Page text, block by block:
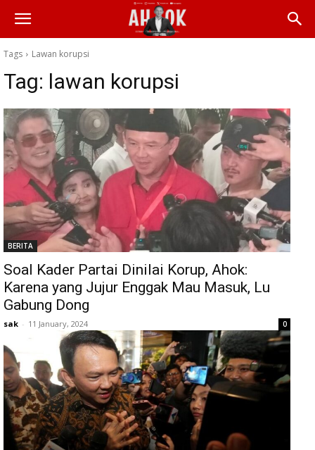
Tags Lawan korupsi
Tag: lawan korupsi
BERITA
Soal Kader Partai Dinilai Korup, Ahok:
Karena yang Jujur Enggak Mau Masuk, Lu
Gabung Dong
sak - 11 January, 2024 0